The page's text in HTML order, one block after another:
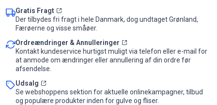
Gratis Fragt
Der tilbydes fri fragt i hele Danmark, dog undtaget Grønland,
Færøerne og visse småøer.
Ordreændringer & Annulleringer
Kontakt kundeservice hurtigst muligt via telefon eller e-mail for
at anmode om ændringer eller annullering af din ordre før
afsendelse.
Udsalg
Se webshoppens sektion for aktuelle onlinekampagner, tilbud
og populære produkter inden for gulve og fliser.